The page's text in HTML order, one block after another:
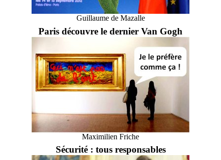
Guillaume de Mazalle
Paris découvre le dernier Van Gogh
Maximilien Friche
Sécurité : tous responsables